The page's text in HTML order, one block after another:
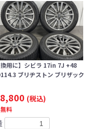
換用に】シビラ 17in 7J +48
ブリヂストン ブリザック
(税込)
料